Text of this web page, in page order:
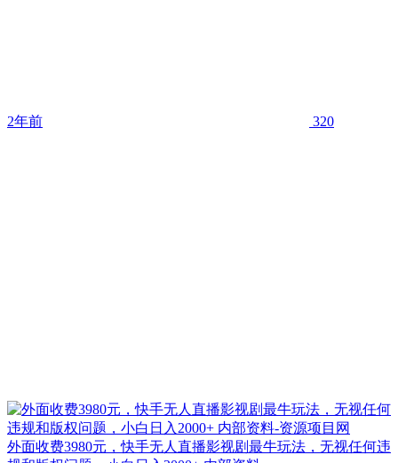
2年前 320
外面收费3980元，快手无人直播影视剧最牛玩法，无视任何违